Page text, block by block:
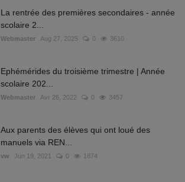
La rentrée des premières secondaires - année
scolaire 2...
Webmaster Aug 27, 2025 0 3610
Ephémérides du troisième trimestre | Année
scolaire 202...
Webmaster Avr 26, 2022 0 3457
Aux parents des élèves qui ont loué des
manuels via REN...
vw Jun 19, 2021 0 1874